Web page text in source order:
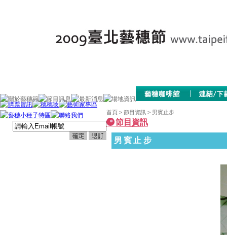
首頁 > 節目資訊 > 男賓止步
節目資訊
男賓止步